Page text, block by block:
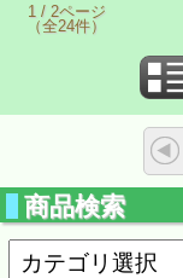
1 / 2ページ
（全24件）
商品検索